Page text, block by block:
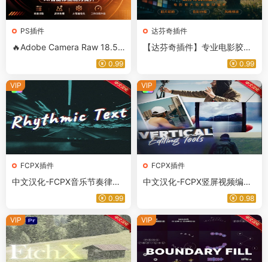
PS插件
🔥Adobe Camera Raw 18.5
独立安装版 Win/Mac｜景观选
择｜干扰人物移除，赠送 DNG
照片转换工具
0.99
达芬奇插件
【达芬奇插件】专业电影胶片
风格色彩模拟达芬奇调色插件
RapidGrade v1.7.0 Win汉化版
0.99
FCPX插件
中文汉化-FCPX音乐节奏律动
文字歌词动画插件 Rhythmic T
0.99
VIP
FCPX插件
中文汉化-FCPX竖屏视频编辑
工具包 Vertical Editing Tools
0.98
VIP
VIP VIP